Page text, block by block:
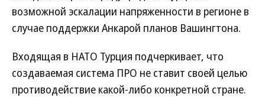
возможной эскалации напряженности в регионе в
случае поддержки Анкарой планов Вашингтона.
Входящая в НАТО Турция подчеркивает, что
создаваемая система ПРО не ставит своей целью
противодействие какой-либо конкретной стране.